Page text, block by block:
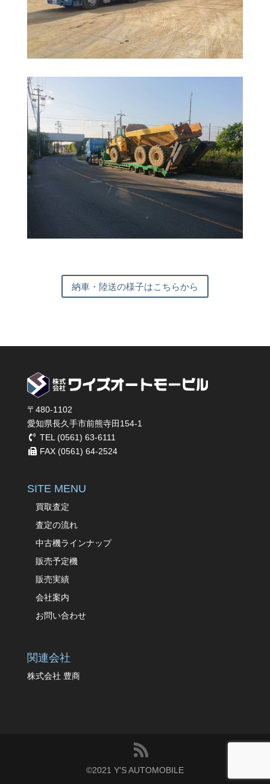
納車・陸送の様子はこちらから
〒480-1102
愛知県長久手市前熊寺田154-1
TEL (0561) 63-6111
FAX (0561) 64-2524
SITE MENU
買取査定
査定の流れ
中古機ラインナップ
販売予定機
販売実績
会社案内
お問い合わせ
関連会社
株式会社 豊商
©️2021 Y'S AUTOMOBILE